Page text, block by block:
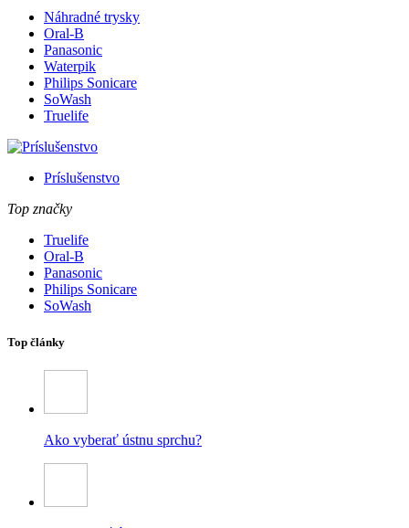
Náhradné trysky
Oral-B
Panasonic
Waterpik
Philips Sonicare
SoWash
Truelife
Príslušenstvo
Top značky
Truelife
Oral-B
Panasonic
Philips Sonicare
SoWash
Top články
Ako vyberať ústnu sprchu?